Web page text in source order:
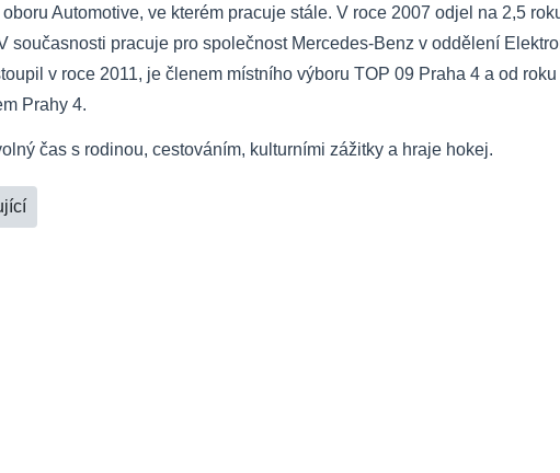
Automotive, ve kterém pracuje stále. V roce 2007 odjel na 2,5
současnosti pracuje pro společnost Mercedes-Benz v oddělení
v roce 2011, je členem místního výboru TOP 09 Praha 4 a od
Prahy 4.
čas s rodinou, cestováním, kulturními zážitky a hraje hokej.